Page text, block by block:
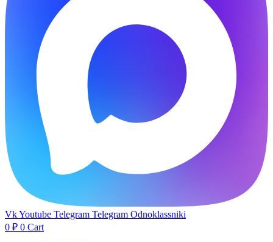
VkYoutube Telegram Telegram Odnoklassniki
0 ₽ 0 Cart